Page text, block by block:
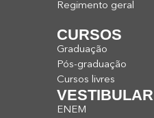
Regimento geral
CURSOS
Graduação
Pós-graduação
Cursos livres
VESTIBULAR
ENEM